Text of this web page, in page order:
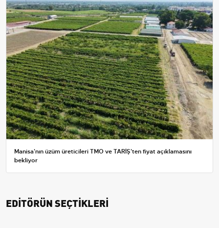
Manisa'nın üzüm üreticileri TMO ve TARİŞ'ten fiyat açıklamasını
bekliyor
EDİTÖRÜN SEÇTİKLERİ